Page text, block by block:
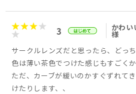
3 かわ
様
サークルレンズだと思ったら、どっ
色は薄い茶色でつけた感じもすごく
ただ、カーブが緩いのかすぐずれて
けたりします、、